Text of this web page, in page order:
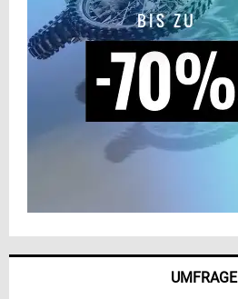
UMFRAGE